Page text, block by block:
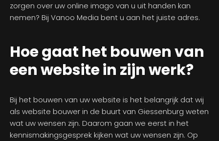
zorgen over uw online imago van u uit handen kan
nemen? Bij Vanoo Media bent u aan het juiste adres.
Hoe gaat het bouwen van
een website in zijn werk?
Bij het bouwen van uw website is het belangrijk dat wij
als website bouwer in de buurt van Giessenburg weten
wat uw wensen zijn. Daarom gaan we eerst in het
kennismakingsgesprek kijken wat uw wensen zijn. Op